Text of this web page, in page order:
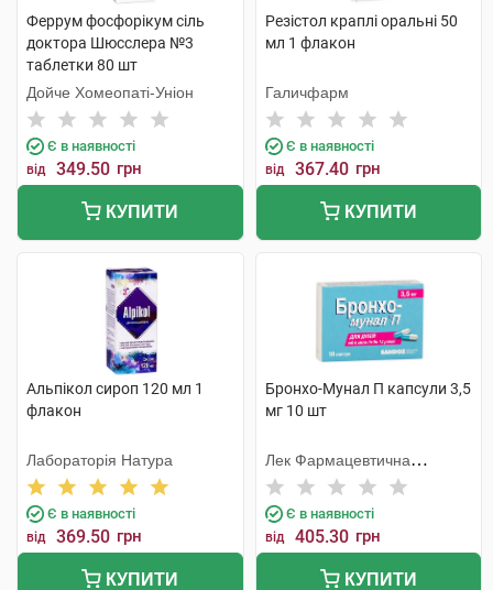
Феррум фосфорiкум сіль
доктора Шюсслера №3
таблетки 80 шт
Дойче Хомеопаті-Уніон
Є в наявності
від 349.50 грн
КУПИТИ
Резістол краплі оральні 50
мл 1 флакон
Галичфарм
Є в наявності
від 367.40 грн
КУПИТИ
Альпікол сироп 120 мл 1
флакон
Лабораторія Натура
Є в наявності
від 369.50 грн
КУПИТИ
Бронхо-Мунал П капсули 3,5
мг 10 шт
Лек Фармацевтична
компанія
Є в наявності
від 405.30 грн
КУПИТИ